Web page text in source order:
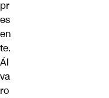
pr
es
en
te.
Ál
va
ro